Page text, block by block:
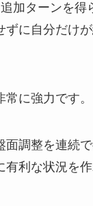
加ターンを得
ずに自分だけ
に強力です。
調整を連続で
利な状況を作